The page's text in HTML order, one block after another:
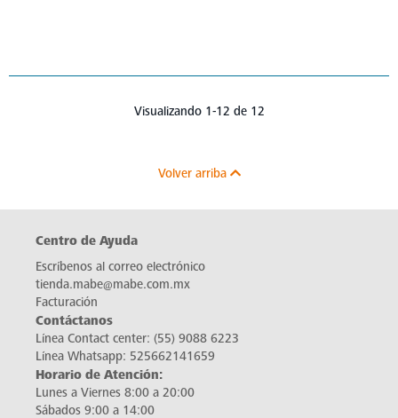
Visualizando 1-12 de 12
Volver arriba
Centro de Ayuda
Escríbenos al correo electrónico
tienda.mabe@mabe.com.mx
Facturación
Contáctanos
Línea Contact center: (55) 9088 6223
Línea Whatsapp: 525662141659
Horario de Atención:
Lunes a Viernes 8:00 a 20:00
Sábados 9:00 a 14:00